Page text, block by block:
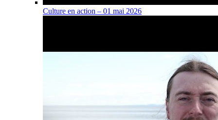
Culture en action – 01 mai 2026